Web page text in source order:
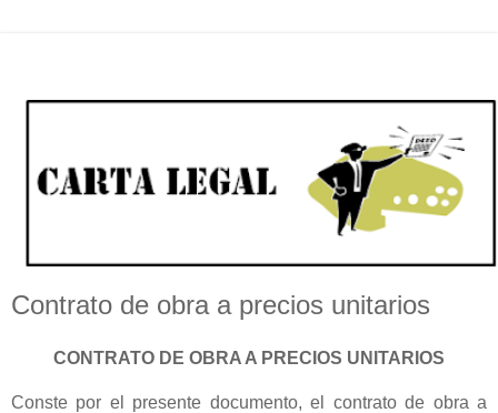
Contrato de obra a precios unitarios
CONTRATO DE OBRA A PRECIOS UNITARIOS
Conste por el presente documento, el contrato de obra a